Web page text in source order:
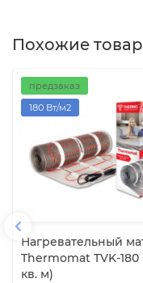
Похожие
предзаказ
180 Вт/м2
Нагревательный
Thermomat TVK-180
кв. м)